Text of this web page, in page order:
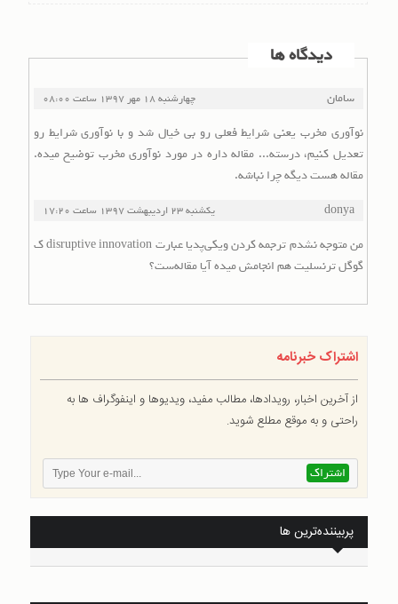
دیدگاه ها
سامان چهارشنبه 18 مهر 1397 ساعت 08:00
نوآوری مخرب یعنی شرایط فعلی رو بی خیال شد و با نوآوری شرایط رو
تعدیل کنیم، درسته... مقاله داره در مورد نوآوری مخرب توضیح میده.
مقاله هست دیگه چرا نباشه.
donya
یکشنبه 23 اردیبهشت 1397 ساعت 17:20
من متوجه نشدم ترجمه کردن ویکی‌پدیا عبارت disruptive innovation ک
گوگل ترنسلیت هم انجامش میده آیا مقاله‌ست؟
اشتراک خبرنامه
از آخرین اخبار، رویدادها، مطالب مفید، ویدیوها و اینفوگراف ها به
راحتی و به موقع مطلع شوید.
پربیننده‌ترین ها